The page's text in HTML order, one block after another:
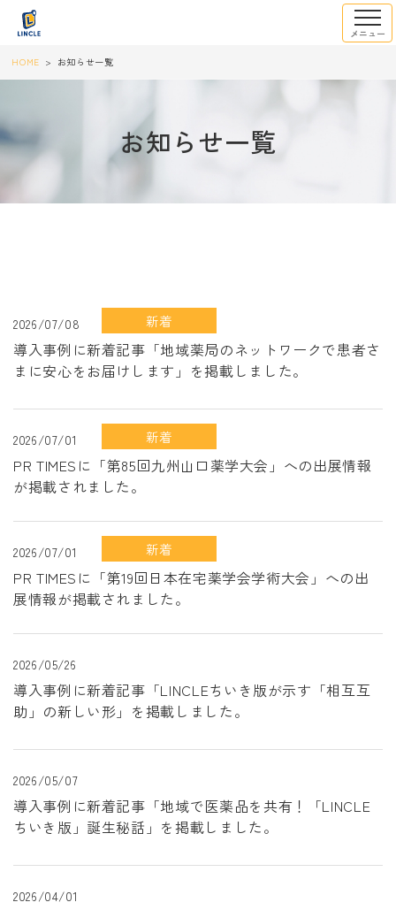
HOME お知らせ一覧
お知らせ一覧
2026/07/08 新着
導入事例に新着記事「地域薬局のネットワークで患者さ
まに安心をお届けします」を掲載しました。
2026/07/01 新着
PR TIMESに「第85回九州山口薬学大会」への出展情報
が掲載されました。
2026/07/01 新着
PR TIMESに「第19回日本在宅薬学会学術大会」への出
展情報が掲載されました。
2026/05/26
導入事例に新着記事「LINCLEちいき版が示す「相互互
助」の新しい形」を掲載しました。
2026/05/07
導入事例に新着記事「地域で医薬品を共有！「LINCLE
ちいき版」誕生秘話」を掲載しました。
2026/04/01